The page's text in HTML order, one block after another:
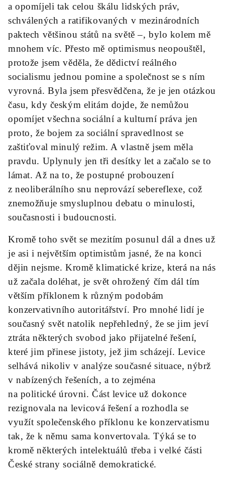
a opomíjeli tak celou škálu lidských práv,
schválených a ratifikovaných v mezinárodních
paktech většinou států na světě –, bylo kolem mě
mnohem víc. Přesto mě optimismus neopouštěl,
protože jsem věděla, že dědictví reálného
socialismu jednou pomine a společnost se s ním
vyrovná. Byla jsem přesvědčena, že je jen otázkou
času, kdy českým elitám dojde, že nemůžou
opomíjet všechna sociální a kulturní práva jen
proto, že bojem za sociální spravedlnost se
zaštiťoval minulý režim. A vlastně jsem měla
pravdu. Uplynuly jen tři desítky let a začalo se to
lámat. Až na to, že postupné probouzení
z neoliberálního snu neprovází sebereflexe, což
znemožňuje smysluplnou debatu o minulosti,
současnosti i budoucnosti.
Kromě toho svět se mezitím posunul dál a dnes už
je asi i největším optimistům jasné, že na konci
dějin nejsme. Kromě klimatické krize, která na nás
už začala doléhat, je svět ohrožený čím dál tím
větším příklonem k různým podobám
konzervativního autoritářství. Pro mnohé lidí je
současný svět natolik nepřehledný, že se jim jeví
ztráta některých svobod jako přijatelné řešení,
které jim přinese jistoty, jež jim scházejí. Levice
selhává nikoliv v analýze současné situace, nýbrž
v nabízených řešeních, a to zejména
na politické úrovni. Část levice už dokonce
rezignovala na levicová řešení a rozhodla se
využít společenského příklonu ke konzervatismu
tak, že k němu sama konvertovala. Týká se to
kromě některých intelektuálů třeba i velké části
České strany sociálně demokratické.